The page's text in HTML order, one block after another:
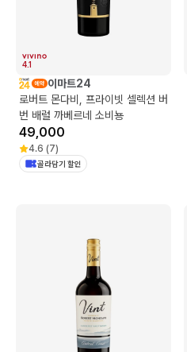
4.1
이마트24
로버트 몬다비, 프라이빗 셀렉션 버
번 배럴 까베르네 소비뇽
49,000
4.6 (7)
골라담기 할인